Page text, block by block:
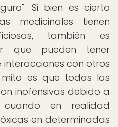
Si bien es cierto
medicinales tienen
también es
que pueden tener
con otros
mito es que todas las
inofensivas debido a
en realidad
en determinadas